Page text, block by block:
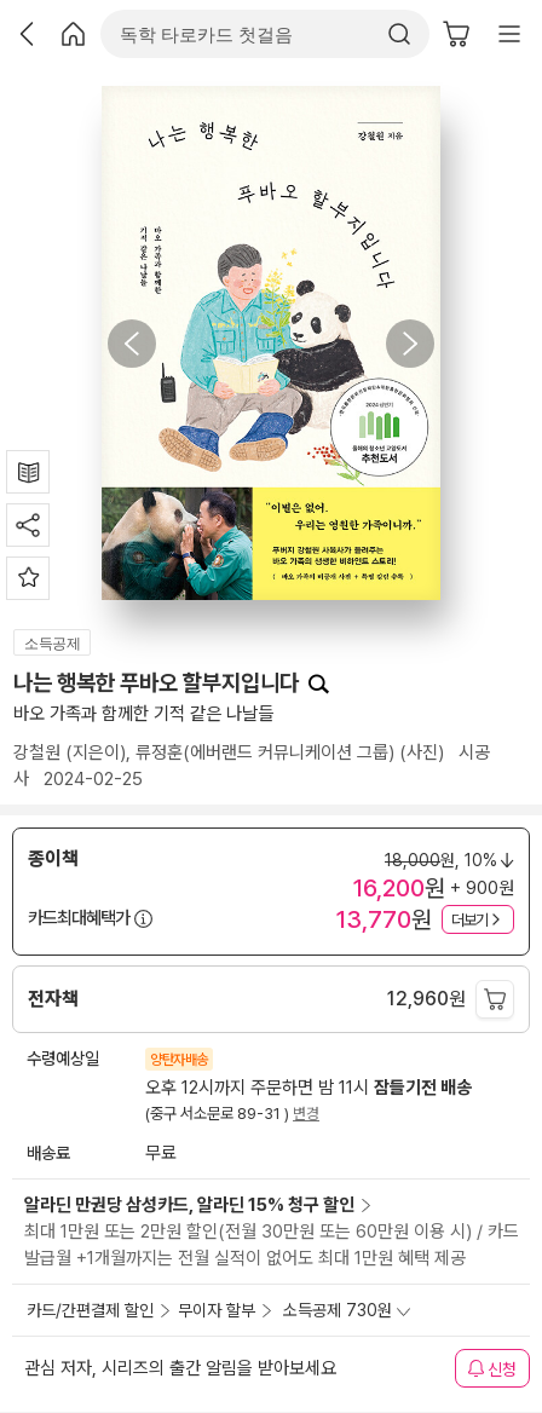
소득공제
나는 행복한 푸바오 할부지입니다
바오 가족과 함께한 기적 같은 나날들
강철원 (지은이), 류정훈(에버랜드 커뮤니케이션 그룹) (사진) 시공
사 2024-02-25
종이책 18,000원, 10%
16,200원 + 900원
카드최대혜택가
13,770원 더보기
전자책 12,960원
수령예상일 양탄자배송
오후 12시까지 주문하면 밤 11시 잠들기전 배송
(중구 서소문로 89-31 ) 변경
배송료 무료
알라딘 만권당 삼성카드, 알라딘 15% 청구 할인
최대 1만원 또는 2만원 할인(전월 30만원 또는 60만원 이용 시) / 카드
발급월 +1개월까지는 전월 실적이 없어도 최대 1만원 혜택 제공
카드/간편결제 할인 무이자 할부 소득공제 730원
관심 저자, 시리즈의 출간 알림을 받아보세요 신청